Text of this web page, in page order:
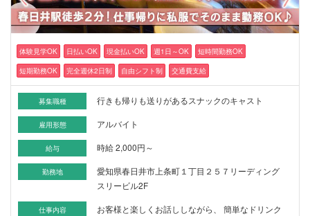
体験見学OK 日払いOK 現金払いOK 週1日～OK
短時間勤務OK
短期勤務OK
完全週休2日制 自由シフト制 交通費支給
募集職種 行きも帰りも送りがあるスナックのキャスト
雇用形態 アルバイト
給与 時給 2,000円～
勤務地
愛知県春日井市上条町１丁目２５７リーディング
スリービル2F
仕事内容
お客様と楽しくお話ししながら、 簡単なドリンク